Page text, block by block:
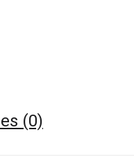
(0)